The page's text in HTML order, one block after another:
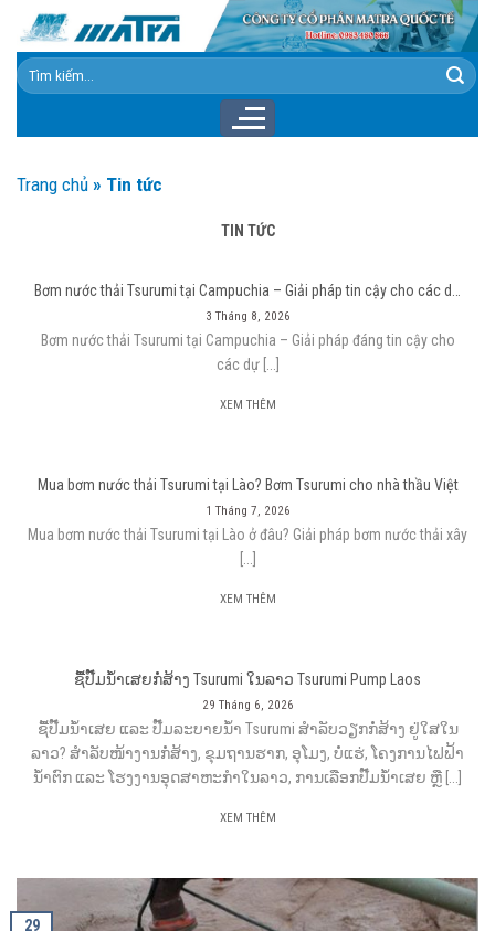
content
Tìm
kiếm:
Trang chủ » Tin tức
TIN TỨC
Bơm nước thải Tsurumi tại Campuchia – Giải pháp tin cậy cho các dự
án hạ tầng và công nghiệp
3 Tháng 8, 2026
Bơm nước thải Tsurumi tại Campuchia – Giải pháp đáng tin cậy cho
các dự [...]
XEM THÊM
Mua bơm nước thải Tsurumi tại Lào? Bơm Tsurumi cho nhà thầu Việt
1 Tháng 7, 2026
Mua bơm nước thải Tsurumi tại Lào ở đâu? Giải pháp bơm nước thải xây
XEM THÊM
ຊື້ປັ໊ມນ້ຳເສຍກໍ່ສ້າງ Tsurumi ໃນລາວ Tsurumi Pump Laos
29 Tháng 6, 2026
ຊື້ປັ໊ມນ້ຳເສຍ ແລະ ປັ໊ມລະບາຍນ້ຳ Tsurumi ສຳລັບວຽກກໍ່ສ້າງ ຢູ່ໃສໃນ
ລາວ? ສຳລັບໜ້າງານກໍ່ສ້າງ, ຂຸມຖານຮາກ, ອຸໂມງ, ບໍ່ແຮ່, ໂຄງການໄຟຟ້າ
ນ້ຳຕົກ ແລະ ໂຮງງານອຸດສາຫະກຳໃນລາວ, ການເລືອກປັ໊ມນ້ຳເສຍ ຫຼື [...]
XEM THÊM
29